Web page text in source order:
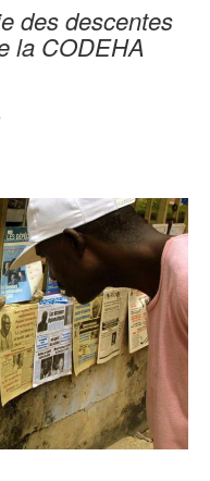
des descentes
la CODEHA